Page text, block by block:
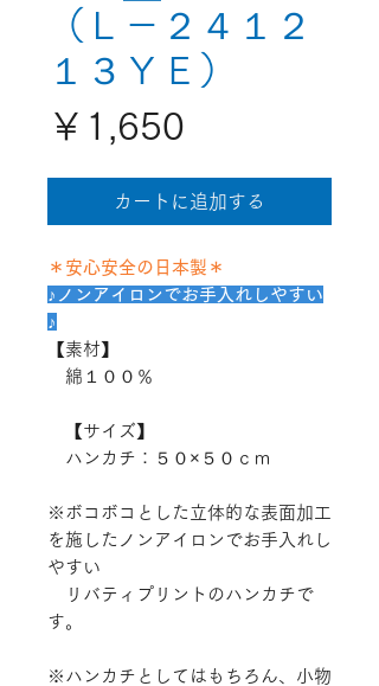
（Ｌ－２４１２
１３ＹＥ）
￥1,650
格
カートに追加する
＊安心安全の日本製＊
♪ノンアイロンでお手入れしやすい
♪
【素材】
綿１００％
【サイズ】
ハンカチ：５０×５０ｃｍ
※ボコボコとした立体的な表面加工
を施したノンアイロンでお手入れし
やすい
リバティプリントのハンカチで
す。
※ハンカチとしてはもちろん、小物